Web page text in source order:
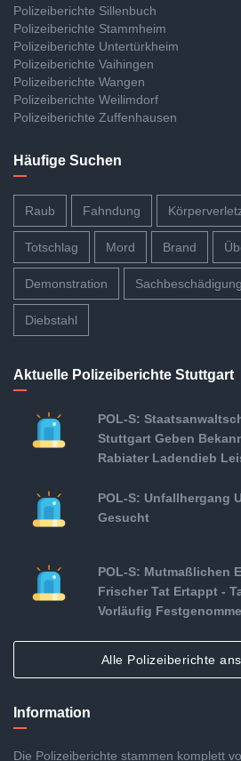
Polizeiberichte Sillenbuch
Polizeiberichte Stammheim
Polizeiberichte Untertürkheim
Polizeiberichte Vaihingen
Polizeiberichte Wangen
Polizeiberichte Weilimdorf
Polizeiberichte Zuffenhausen
Häufige Suchen
Raub Fahndung
Totschlag Mord Brand
Demonstration Sachbeschädigung
Diebstahl
Aktuelle Polizeiberichte Stuttgart
POL-S:
Stuttgart Geben
Rabiater Ladendieb
POL-S: Unfallhergang
Gesucht
POL-S: Mutmaßlichen
Frischer Tat Ertappt -
Vorläufig
Alle Polizeiberichte
Information
Die Polizeiberichte stammen komplett